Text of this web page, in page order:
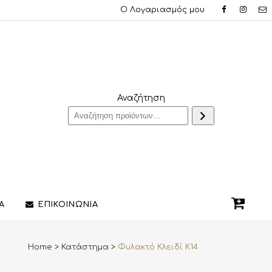
Ο Λογαριασμός μου
Αναζήτηση
ΕΠΙΚΟΙΝΩΝΙΑ
Home > Κατάστημα > Φυλακτό Κλειδί K14